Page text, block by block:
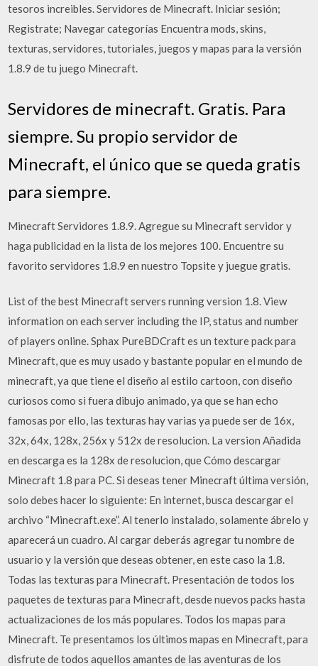
tesoros increibles. Servidores de Minecraft. Iniciar sesión;
Registrate; Navegar categorías Encuentra mods, skins,
texturas, servidores, tutoriales, juegos y mapas para la versión
1.8.9 de tu juego Minecraft.
Servidores de minecraft. Gratis. Para
siempre. Su propio servidor de
Minecraft, el único que se queda gratis
para siempre.
Minecraft Servidores 1.8.9. Agregue su Minecraft servidor y
haga publicidad en la lista de los mejores 100. Encuentre su
favorito servidores 1.8.9 en nuestro Topsite y juegue gratis.
List of the best Minecraft servers running version 1.8. View
information on each server including the IP, status and number
of players online. Sphax PureBDCraft es un texture pack para
Minecraft, que es muy usado y bastante popular en el mundo de
minecraft, ya que tiene el diseño al estilo cartoon, con diseño
curiosos como si fuera dibujo animado, ya que se han echo
famosas por ello, las texturas hay varias ya puede ser de 16x,
32x, 64x, 128x, 256x y 512x de resolucion. La version Añadida
en descarga es la 128x de resolucion, que Cómo descargar
Minecraft 1.8 para PC. Si deseas tener Minecraft última versión,
solo debes hacer lo siguiente: En internet, busca descargar el
archivo “Minecraft.exe”. Al tenerlo instalado, solamente ábrelo y
aparecerá un cuadro. Al cargar deberás agregar tu nombre de
usuario y la versión que deseas obtener, en este caso la 1.8.
Todas las texturas para Minecraft. Presentación de todos los
paquetes de texturas para Minecraft, desde nuevos packs hasta
actualizaciones de los más populares. Todos los mapas para
Minecraft. Te presentamos los últimos mapas en Minecraft, para
disfrute de todos aquellos amantes de las aventuras de los